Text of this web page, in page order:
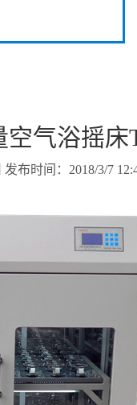
气浴摇床
布时间：2018/3/7